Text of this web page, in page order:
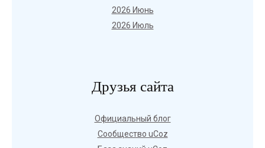
2026 Июнь
2026 Июль
Друзья сайта
Официальный блог
Сообщество uCoz